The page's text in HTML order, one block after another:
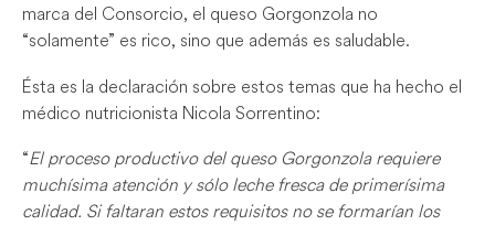
marca del Consorcio, el queso Gorgonzola no
“solamente” es rico, sino que además es saludable.
Ésta es la declaración sobre estos temas que ha hecho el
médico nutricionista Nicola Sorrentino:
“El proceso productivo del queso Gorgonzola requiere
muchísima atención y sólo leche fresca de primerísima
calidad. Si faltaran estos requisitos no se formarían los